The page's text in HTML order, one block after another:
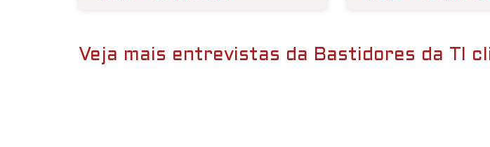
Veja mais entrevistas da Bastidores da TI